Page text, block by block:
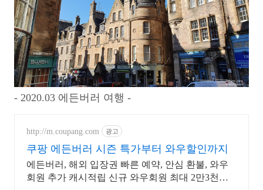
- 2020.03 에든버러 여행 -
http://m.coupang.com 광고
쿠팡 에든버러 시즌 특가부터 와우할인까지
에든버러, 해외 입장권 빠른 예약, 안심 환불, 와우
회원 추가 캐시적립 신규 와우회원 최대 2만3천원